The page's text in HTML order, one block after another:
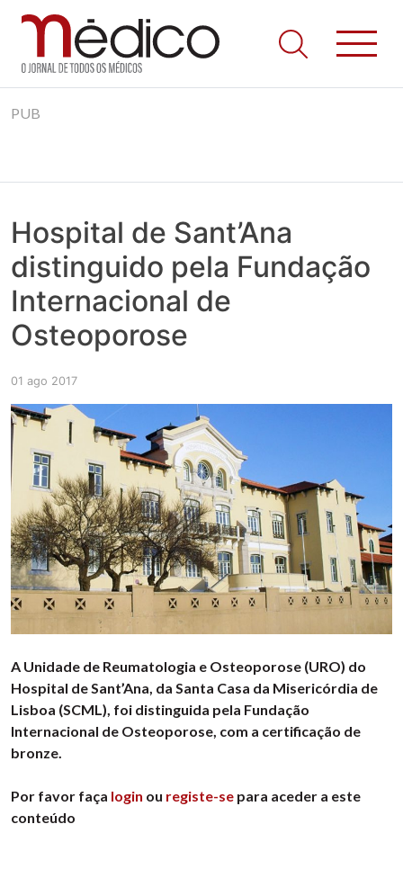
to
Jornal Médico
Médico – O Jornal de Todos os Médicos. Onde as notícias
realmente contam! Tudo o que se passa na Saúde!
PUB
Hospital de Sant’Ana
distinguido pela Fundação
Internacional de
Osteoporose
01 ago 2017
A Unidade de Reumatologia e Osteoporose (URO) do
Hospital de Sant’Ana, da Santa Casa da Misericórdia de
Lisboa (SCML), foi distinguida pela Fundação
Internacional de Osteoporose, com a certificação de
bronze.
Por favor faça login ou registe-se para aceder a este
conteúdo